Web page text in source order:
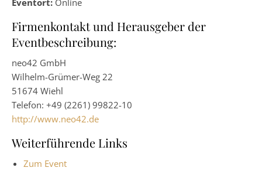
Eventort: Online
Firmenkontakt und Herausgeber der
Eventbeschreibung:
neo42 GmbH
Wilhelm-Grümer-Weg 22
51674 Wiehl
Telefon: +49 (2261) 99822-10
http://www.neo42.de
Weiterführende Links
Zum Event